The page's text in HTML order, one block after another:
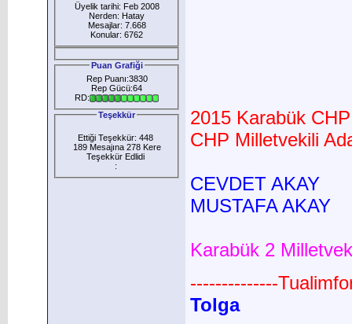
Üyelik tarihi: Feb 2008
Nerden: Hatay
Mesajlar: 7.668
Konular: 6762
Puan Grafiği
Rep Puanı:3830
Rep Gücü:64
RD:
Teşekkür
Ettiği Teşekkür: 448
189 Mesajına 278 Kere
Teşekkür Edlidi
:
2015 Karabük
CHP Milletvekili
CEVDET AKAY
MUSTAFA AKAY
Karabük 2
--------------
Tolga